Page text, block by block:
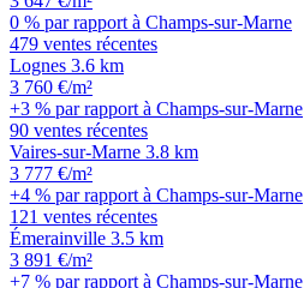
0 % par rapport à Champs-sur-Marne
479 ventes récentes
Lognes 3.6 km
3 760 €/m²
+3 % par rapport à Champs-sur-Marne
90 ventes récentes
Vaires-sur-Marne 3.8 km
3 777 €/m²
+4 % par rapport à Champs-sur-Marne
121 ventes récentes
Émerainville 3.5 km
3 891 €/m²
+7 % par rapport à Champs-sur-Marne